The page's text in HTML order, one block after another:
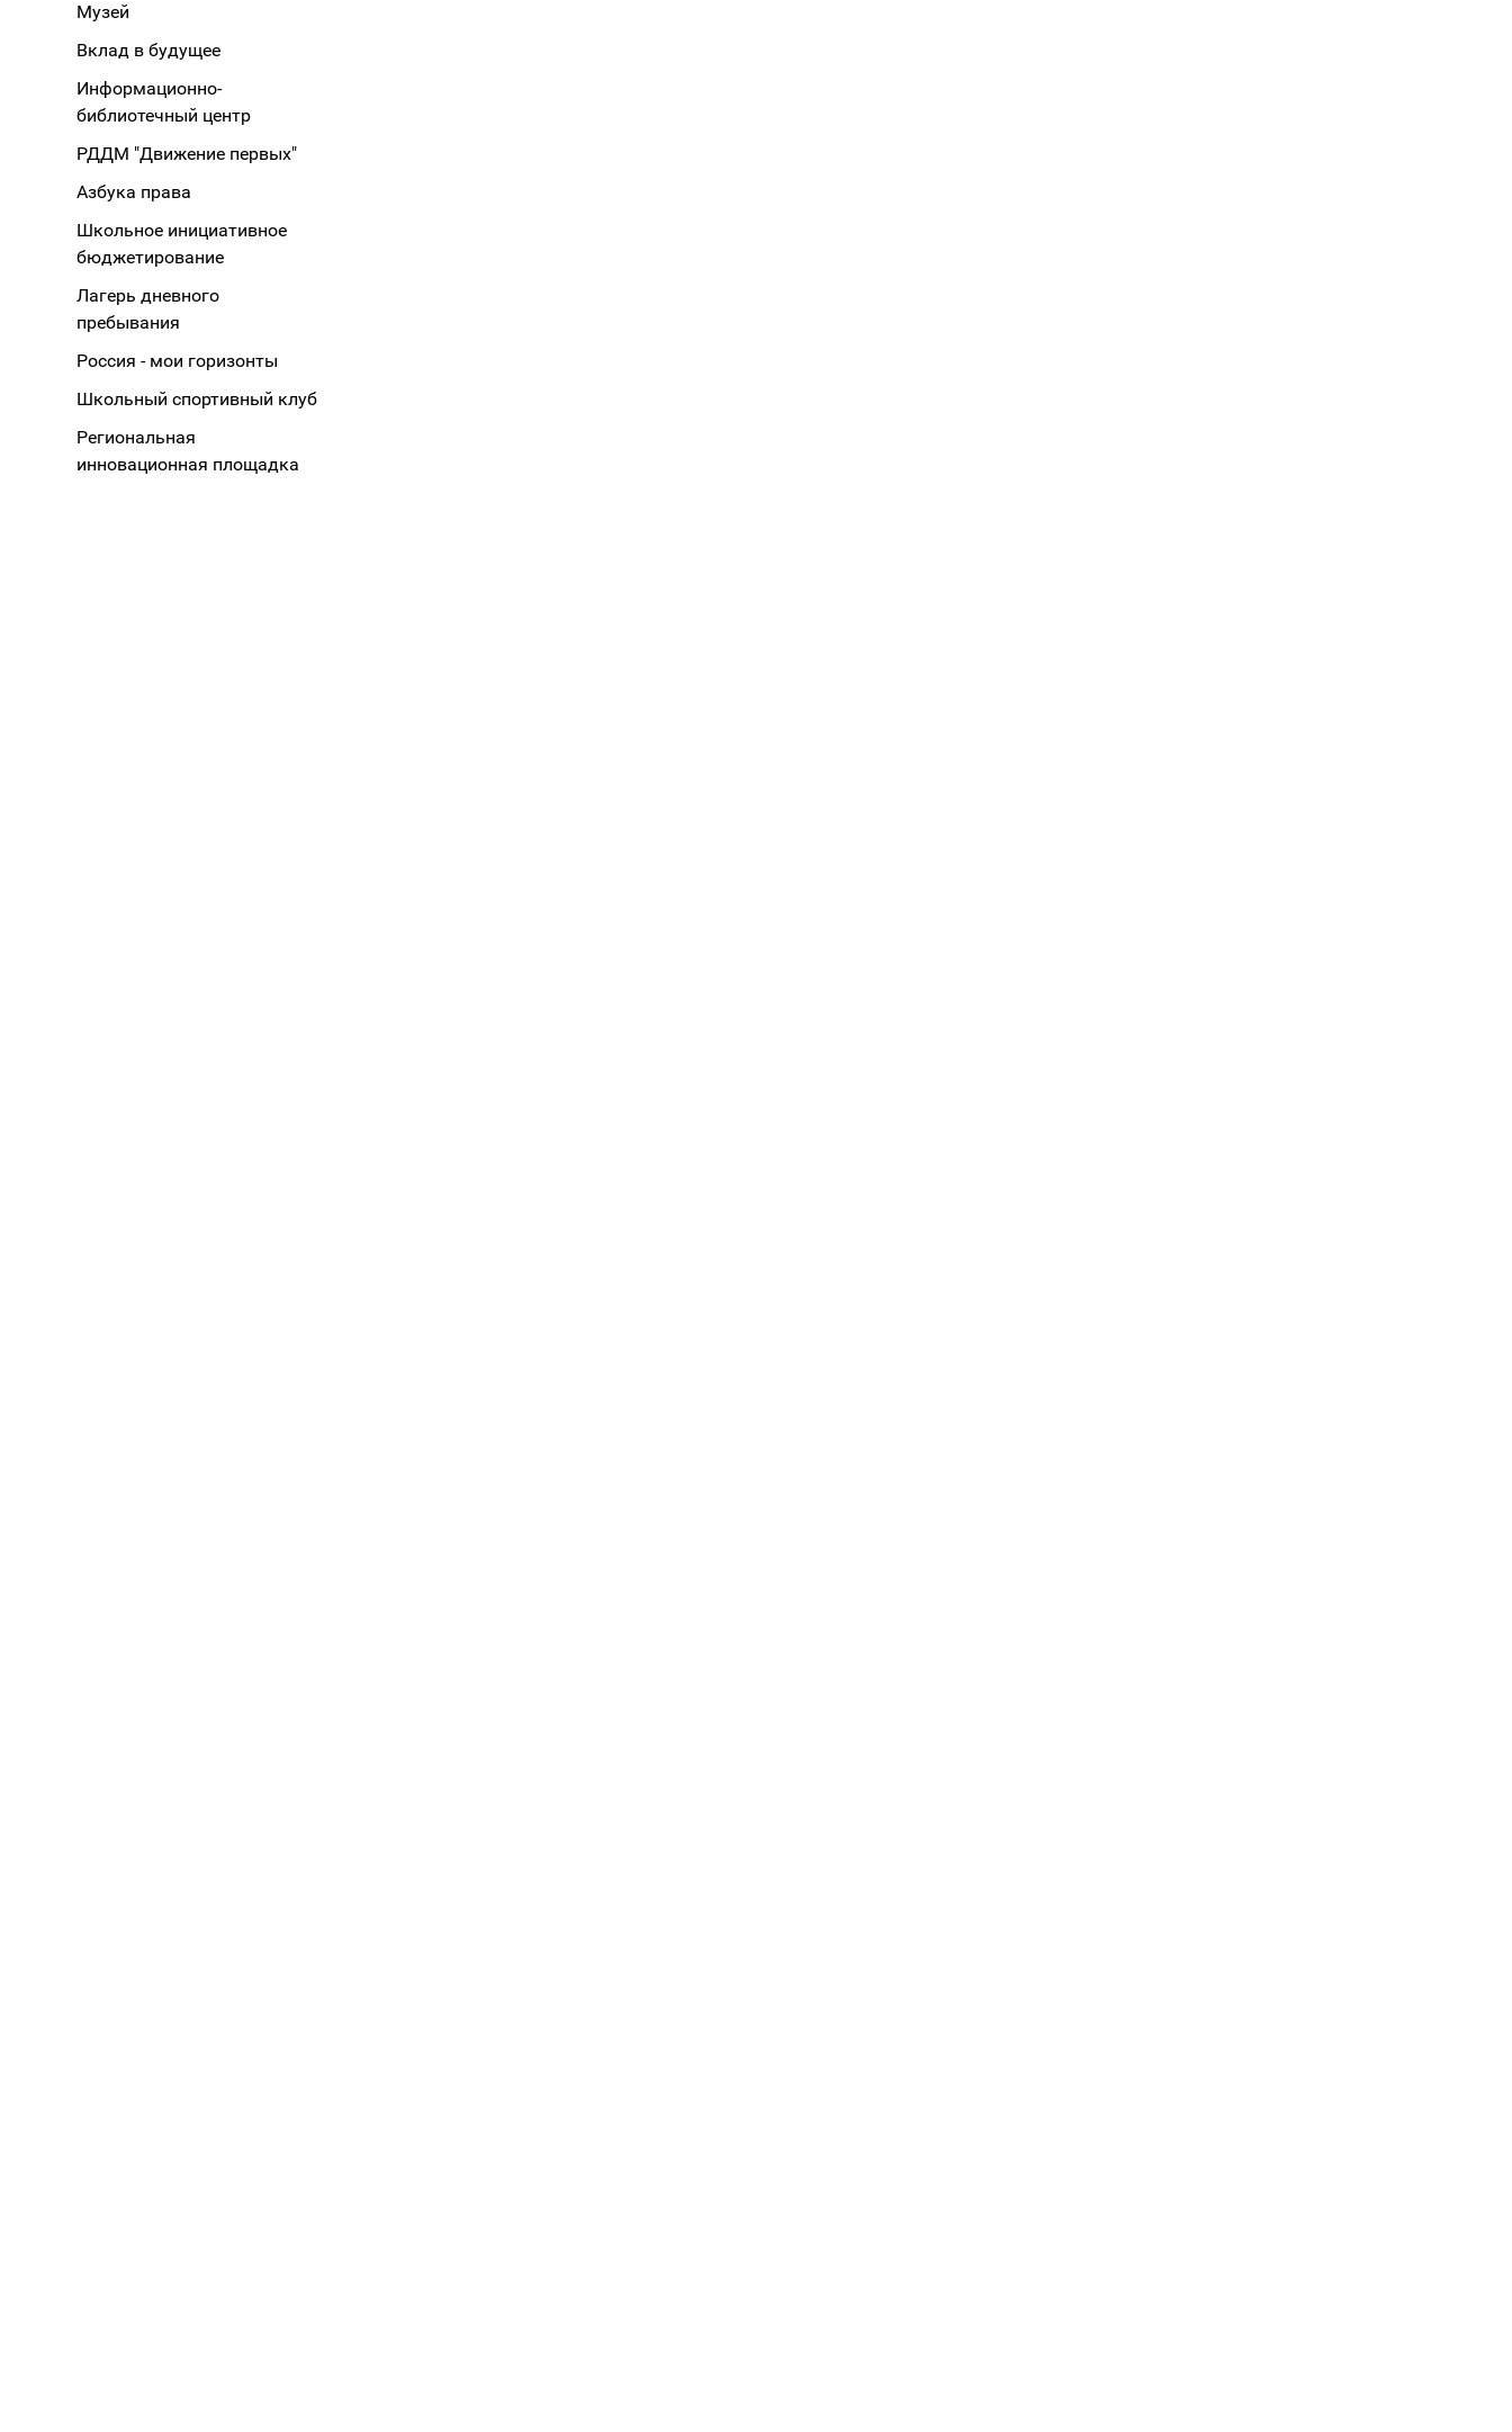
Музей
Вклад в будущее
Информационно-
библиотечный центр
РДДМ "Движение первых"
Азбука права
Школьное инициативное
бюджетирование
Лагерь дневного
пребывания
Россия - мои горизонты
Школьный спортивный клуб
Региональная
инновационная площадка